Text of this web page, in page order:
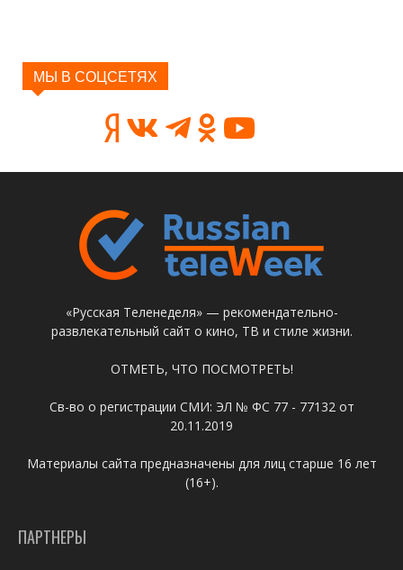
МЫ В СОЦСЕТЯХ
«Русская Теленеделя» — рекомендательно-
развлекательный сайт о кино, ТВ и стиле жизни.
ОТМЕТЬ, ЧТО ПОСМОТРЕТЬ!
Св-во о регистрации СМИ: ЭЛ № ФС 77 - 77132 от
20.11.2019
Материалы сайта предназначены для лиц старше 16 лет
(16+).
ПАРТНЕРЫ